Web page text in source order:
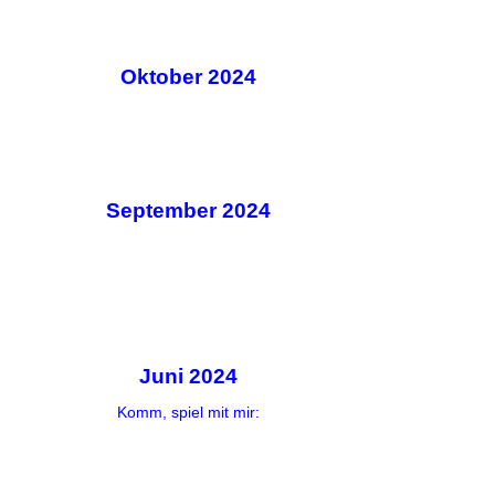
Oktober 2024
September 2024
Juni 2024
Komm, spiel mit mir: